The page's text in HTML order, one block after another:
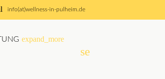
info(at)wellness-in-pulheim.de
expand_more
search